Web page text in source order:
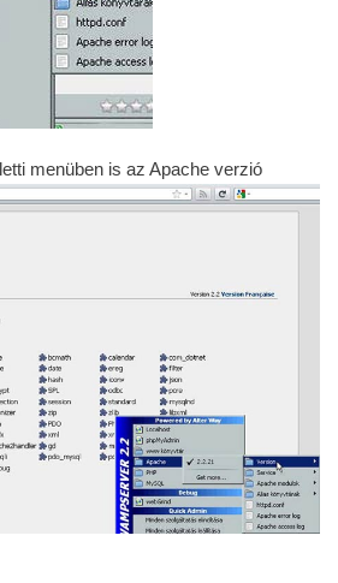
menüben is az Apache verzió